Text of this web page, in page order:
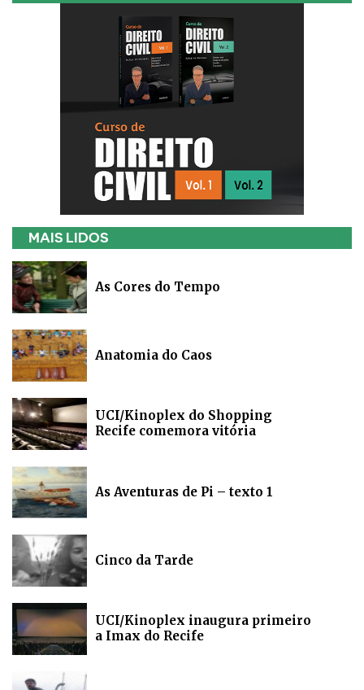
MAIS LIDOS
As Cores do Tempo
Anatomia do Caos
UCI/Kinoplex do Shopping
Recife comemora vitória
As Aventuras de Pi – texto 1
Cinco da Tarde
UCI/Kinoplex inaugura primeiro
a Imax do Recife